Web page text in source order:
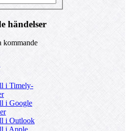
händelser
kommande
i Timely-
i Google
i Outlook